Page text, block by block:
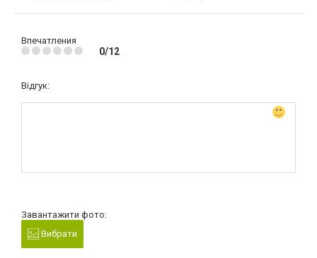
Впечатления
0/12
Відгук:
Завантажити фото:
Вибрати